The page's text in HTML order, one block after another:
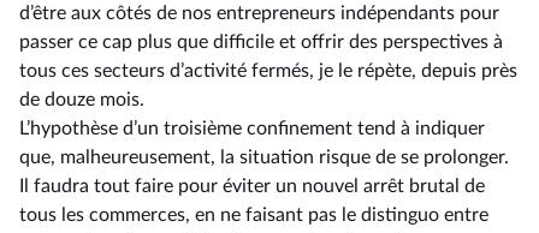
d’être aux côtés de nos entrepreneurs indépendants pour
passer ce cap plus que difficile et offrir des perspectives à
tous ces secteurs d’activité fermés, je le répète, depuis près
de douze mois.
L’hypothèse d’un troisième confinement tend à indiquer
que, malheureusement, la situation risque de se prolonger.
Il faudra tout faire pour éviter un nouvel arrêt brutal de
tous les commerces, en ne faisant pas le distinguo entre